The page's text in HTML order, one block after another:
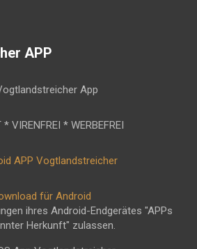
APP
* VIRENFREI * WERBEFREI
für Android
ihres Android-Endgerätes "APPs
Herkunft" zulassen.